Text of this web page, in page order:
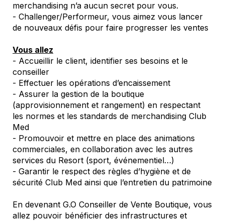
merchandising n’a aucun secret pour vous.
- Challenger/Performeur, vous aimez vous lancer
de nouveaux défis pour faire progresser les ventes
Vous allez
- Accueillir le client, identifier ses besoins et le
conseiller
- Effectuer les opérations d’encaissement
- Assurer la gestion de la boutique
(approvisionnement et rangement) en respectant
les normes et les standards de merchandising Club
Med
- Promouvoir et mettre en place des animations
commerciales, en collaboration avec les autres
services du Resort (sport, événementiel…)
- Garantir le respect des règles d’hygiène et de
sécurité Club Med ainsi que l’entretien du patrimoine
En devenant G.O Conseiller de Vente Boutique, vous
allez pouvoir bénéficier des infrastructures et